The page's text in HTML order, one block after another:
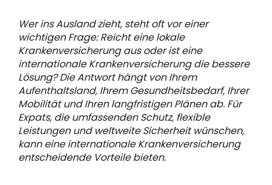
Wer ins Ausland zieht, steht oft vor einer
wichtigen Frage: Reicht eine lokale
Krankenversicherung aus oder ist eine
internationale Krankenversicherung die bessere
Lösung? Die Antwort hängt von Ihrem
Aufenthaltsland, Ihrem Gesundheitsbedarf, Ihrer
Mobilität und Ihren langfristigen Plänen ab. Für
Expats, die umfassenden Schutz, flexible
Leistungen und weltweite Sicherheit wünschen,
kann eine internationale Krankenversicherung
entscheidende Vorteile bieten.